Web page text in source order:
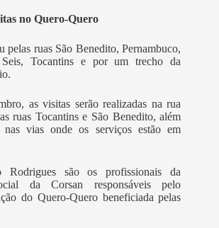
no Quero-Quero
pelas ruas São Benedito, Pernambuco,
Seis, Tocantins e por um trecho da
as visitas serão realizadas na rua
ruas Tocantins e São Benedito, além
nas vias onde os serviços estão em
são os profissionais da
da Corsan responsáveis pelo
do Quero-Quero beneficiada pelas